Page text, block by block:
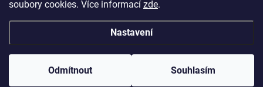
soubory cookies. Více informací zde.
Nastavení
Odmítnout Souhlasím
Anipet.sk
Vytvořil Shoptet
Copyright 2026Anypet.cz. Všechna práva vyhrazena.Upravit nastavení